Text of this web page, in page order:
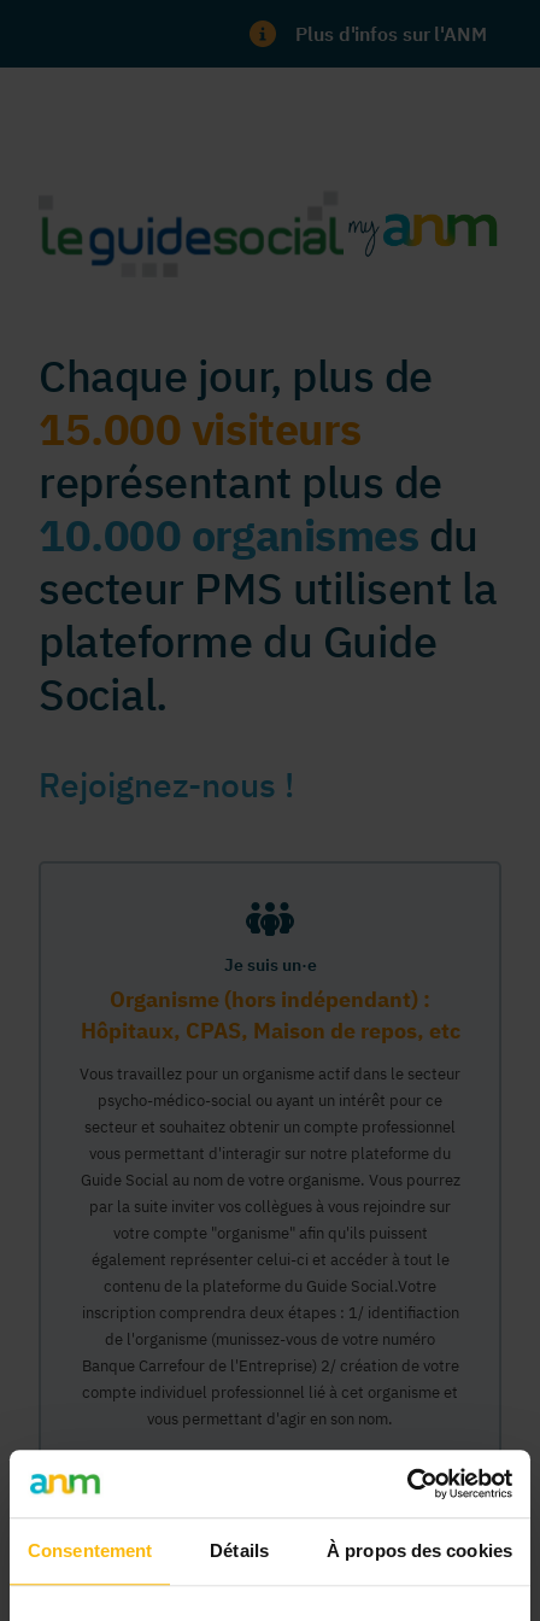
Consentement Détails À propos des cookies
Plus d'infos sur l'ANM
Chaque jour, plus de
15.000 visiteurs
représentant plus de
10.000 organismes du
secteur PMS utilisent la
plateforme du Guide
Social.
Rejoignez-nous !
Je suis un·e
Organisme (hors indépendant) :
Hôpitaux, CPAS, Maison de repos, etc
Vous travaillez pour un organisme actif dans le secteur
psycho-médico-social ou ayant un intérêt pour ce
secteur et souhaitez obtenir un compte professionnel
vous permettant d'interagir sur notre plateforme du
Guide Social au nom de votre organisme. Vous pourrez
par la suite inviter vos collègues à vous rejoindre sur
votre compte "organisme" afin qu'ils puissent
également représenter celui-ci et accéder à tout le
contenu de la plateforme du Guide Social.Votre
inscription comprendra deux étapes : 1/ identifiaction
de l'organisme (munissez-vous de votre numéro
Banque Carrefour de l'Entreprise) 2/ création de votre
compte individuel professionnel lié à cet organisme et
vous permettant d'agir en son nom.